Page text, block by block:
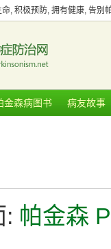
命, 积极预防, 拥有健康, 告别
金森病图书 病友故事
: 帕金森